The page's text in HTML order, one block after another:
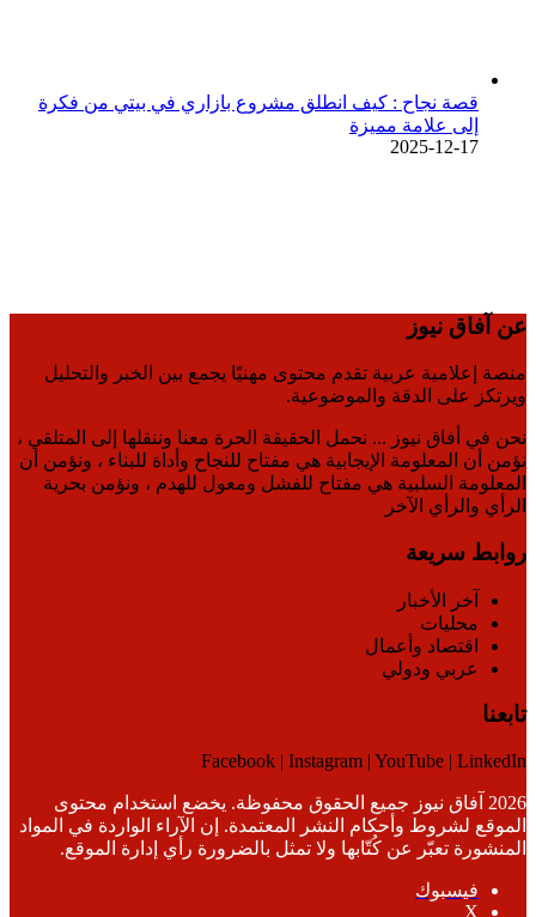
قصة نجاح : كيف انطلق مشروع بازاري في بيتي من فكرة
إلى علامة مميزة
2025-12-17
عن آفاق نيوز
منصة إعلامية عربية تقدم محتوى مهنيًا يجمع بين الخبر والتحليل
ويرتكز على الدقة والموضوعية.
نحن في أفاق نيوز ... نحمل الحقيقة الحرة معنا وننقلها إلى المتلقي ،
نؤمن أن المعلومة الإيجابية هي مفتاح للنجاح وأداة للبناء ، ونؤمن أن
المعلومة السلبية هي مفتاح للفشل ومعول للهدم ، ونؤمن بحرية
الرأي والرأي الآخر
روابط سريعة
آخر الأخبار
محليات
اقتصاد وأعمال
عربي ودولي
تابعنا
Facebook | Instagram | YouTube | LinkedIn
2026 آفاق نيوز جميع الحقوق محفوظة. يخضع استخدام محتوى
الموقع لشروط وأحكام النشر المعتمدة. إن الآراء الواردة في المواد
المنشورة تعبّر عن كُتّابها ولا تمثل بالضرورة رأي إدارة الموقع.
فيسبوك
‫X